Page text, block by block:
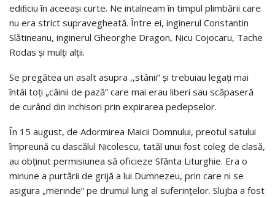
ediﬁciu în aceeaşi curte. Ne intalneam în timpul plimbării care
nu era strict supravegheată. Între ei, inginerul Constantin
Slătineanu, inginerul Gheorghe Dragon, Nicu Cojocaru, Tache
Rodas şi mulţi alţii.
Se pregătea un asalt asupra ,,stânii” şi trebuiau legaţi mai
întâi toţi „câinii de pază” care mai erau liberi sau scăpaseră
de curând din inchisori prin expirarea pedepselor.
În 15 august, de Adormirea Maicii Domnului, preotul satului
împreună cu dascălul Nicolescu, tatăl unui fost coleg de clasă,
au obţinut permisiunea să oficieze Sfânta Liturghie. Era o
minune a purtării de grijă a lui Dumnezeu, prin care ni se
asigura „merinde” pe drumul lung al suferinţelor. Slujba a fost